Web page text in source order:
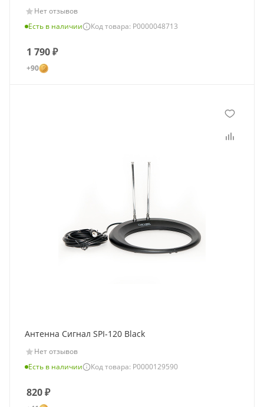
Нет отзывов
Есть в наличии
Код товара: Р0000048713
1 790₽
+90
Антенна Сигнал SPI-120 Black
Нет отзывов
Есть в наличии
Код товара: Р0000129590
820₽